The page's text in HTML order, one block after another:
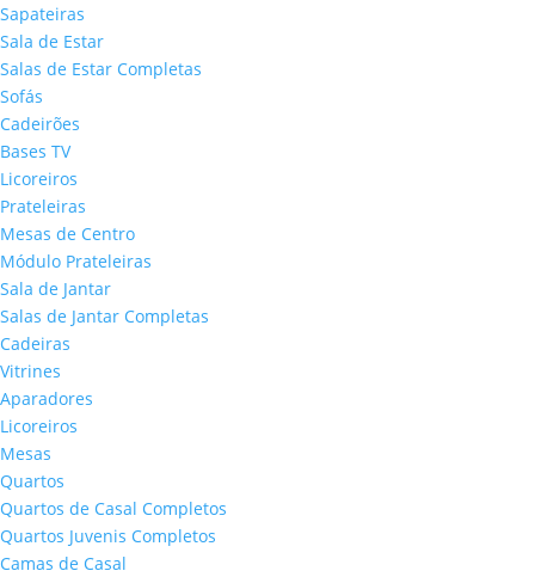
Sapateiras
Sala de Estar
Salas de Estar Completas
Sofás
Cadeirões
Bases TV
Licoreiros
Prateleiras
Mesas de Centro
Módulo Prateleiras
Sala de Jantar
Salas de Jantar Completas
Cadeiras
Vitrines
Aparadores
Licoreiros
Mesas
Quartos
Quartos de Casal Completos
Quartos Juvenis Completos
Camas de Casal